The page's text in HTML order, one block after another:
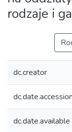
rodzaje i
dc.creator
dc.date.available